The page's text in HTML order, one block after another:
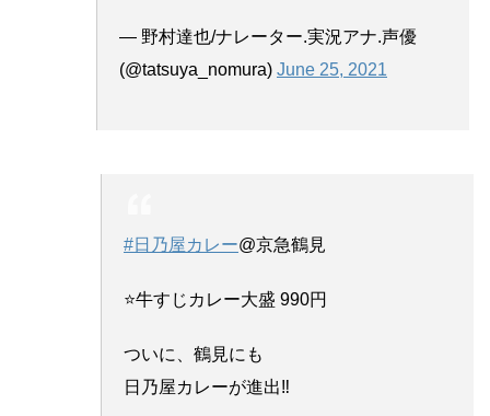
— 野村達也/ナレーター.実況アナ.声優
(@tatsuya_nomura) June 25, 2021
#日乃屋カレー@京急鶴見
⭐牛すじカレー大盛 990円
ついに、鶴見にも
日乃屋カレーが進出‼️